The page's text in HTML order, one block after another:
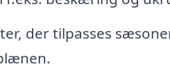
der tilpasses